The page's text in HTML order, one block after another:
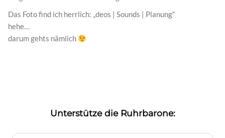
Das Foto find ich herrlich: „deos | Sounds | Planung“
hehe…
darum gehts nämlich
Unterstütze die Ruhrbarone: